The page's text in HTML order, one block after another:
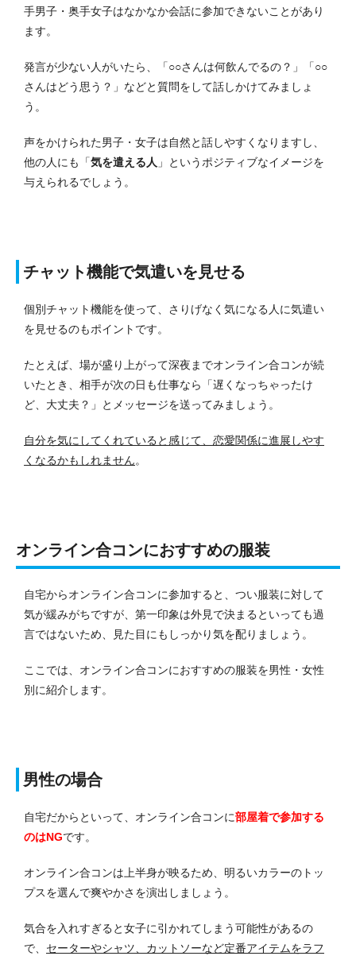
手男子・奥手女子はなかなか会話に参加できないことがあり
ます。
発言が少ない人がいたら、「○○さんは何飲んでるの？」「○○
さんはどう思う？」などと質問をして話しかけてみましょ
う。
声をかけられた男子・女子は自然と話しやすくなりますし、
他の人にも「気を遣える人 」というポジティブなイメージを
与えられるでしょう。
チャット機能で気遣いを見せる
個別チャット機能を使って、さりげなく気になる人に気遣い
を見せるのもポイントです。
たとえば、場が盛り上がって深夜までオンライン合コンが続
いたとき、相手が次の日も仕事なら「遅くなっちゃったけ
ど、大丈夫？」とメッセージを送ってみましょう。
自分を気にしてくれていると感じて、恋愛関係に進展しやす
くなるかもしれません。
オンライン合コンにおすすめの服装
自宅からオンライン合コンに参加すると、つい服装に対して
気が緩みがちですが、第一印象は外見で決まるといっても過
言ではないため、見た目にもしっかり気を配りましょう。
ここでは、オンライン合コンにおすすめの服装を男性・女性
別に紹介します。
男性の場合
自宅だからといって、オンライン合コンに部屋着で参加する
のはNGです。
オンライン合コンは上半身が映るため、明るいカラーのトッ
プスを選んで爽やかさを演出しましょう。
気合を入れすぎると女子に引かれてしまう可能性があるの
で、 セーターやシャツ、カットソーなど定番アイテムをラフ